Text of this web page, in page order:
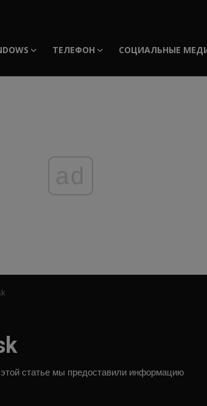
ТЕЛЕФОН СОЦИАЛЬНЫЕ
статье мы предоставили информацию